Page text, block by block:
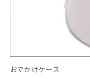
おでかけケース